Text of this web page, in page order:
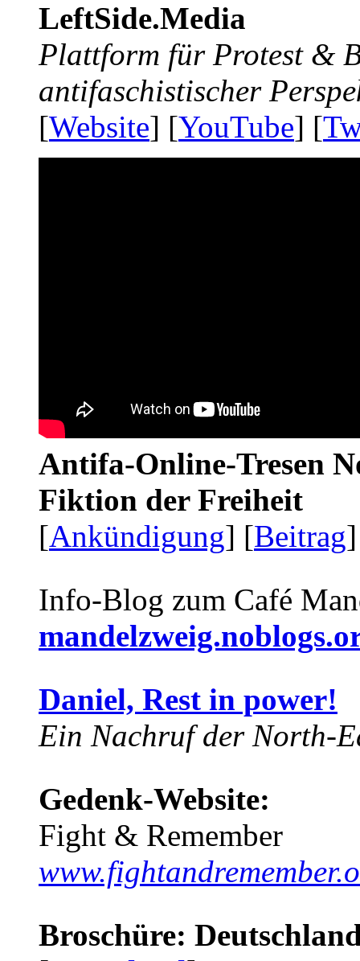
LeftSide.Media
Plattform für Protest &
antifaschistischer
[Website] [YouTube] [
Antifa-Online-Tresen
Fiktion der Freiheit
[Ankündigung] [Beitrag
Info-Blog zum Café
Daniel, Rest in power!
Ein Nachruf der North-
Gedenk-Website:
Fight & Remember
Broschüre: